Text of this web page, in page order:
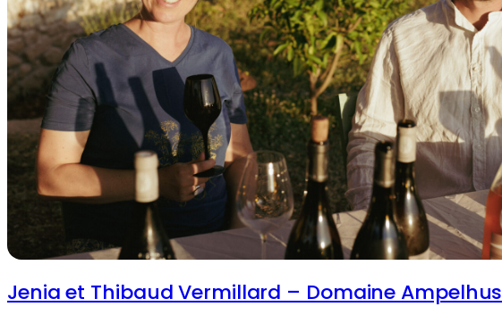
Jenia et Thibaud Vermillard – Domaine Ampelhus